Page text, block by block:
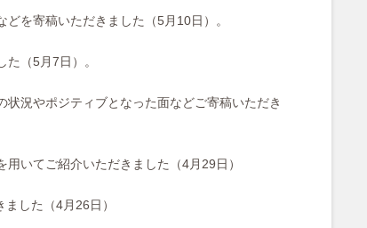
を寄稿いただきました（5月10日）。
（5月7日）。
況やポジティブとなった面などご寄稿いただき
いてご紹介いただきました（4月29日）
した（4月26日）